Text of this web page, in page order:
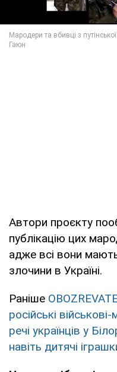
Автори проєкту
публікацію цих
адже всі вони
злочини в Україні.
Раніше
російські
речі українців у
навіть дитячі